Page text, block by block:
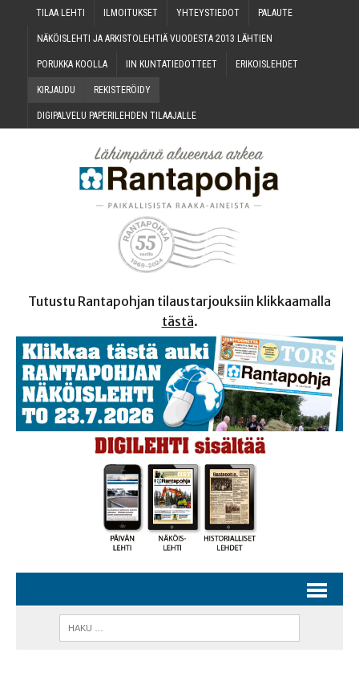
TILAA LEH­TI ILMOI­TUK­SET YHTEYS­TIE­DOT PALAU­TE
NÄKÖIS­LEH­TI JA ARKIS­TO­LEH­TIÄ VUO­DES­TA 2013 LÄHTIEN
PORUK­KA KOOLLA IIN KUN­TA­TIE­DOT­TEET ERI­KOIS­LEH­DET
KIR­JAU­DU REKIS­TE­RÖI­DY
DIGI­PAL­VE­LU PAPE­RI­LEH­DEN TILAAJALLE
Tutustu Rantapohjan tilaustarjouksiin klikkaamalla
tästä.